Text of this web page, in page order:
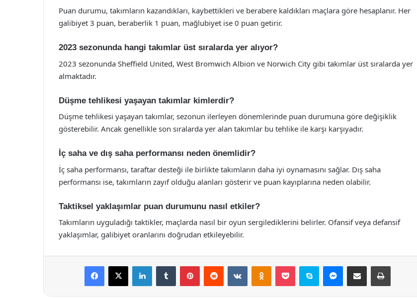
Puan durumu, takımların kazandıkları, kaybettikleri ve berabere kaldıkları maçlara göre hesaplanır. Her
galibiyet 3 puan, beraberlik 1 puan, mağlubiyet ise 0 puan getirir.
2023 sezonunda hangi takımlar üst sıralarda yer alıyor?
2023 sezonunda Sheffield United, West Bromwich Albion ve Norwich City gibi takımlar üst sıralarda yer
almaktadır.
Düşme tehlikesi yaşayan takımlar kimlerdir?
Düşme tehlikesi yaşayan takımlar, sezonun ilerleyen dönemlerinde puan durumuna göre değişiklik
gösterebilir. Ancak genellikle son sıralarda yer alan takımlar bu tehlike ile karşı karşıyadır.
İç saha ve dış saha performansı neden önemlidir?
İç saha performansı, taraftar desteği ile birlikte takımların daha iyi oynamasını sağlar. Dış saha
performansı ise, takımların zayıf olduğu alanları gösterir ve puan kayıplarına neden olabilir.
Taktiksel yaklaşımlar puan durumunu nasıl etkiler?
Takımların uyguladığı taktikler, maçlarda nasıl bir oyun sergilediklerini belirler. Ofansif veya defansif
yaklaşımlar, galibiyet oranlarını doğrudan etkileyebilir.
Facebook
X LinkedInTumblr PinterestReddit VKontakteOdnoklassniki
Pocket Skype Messenger
E-Posta ile paylaş Yazdır